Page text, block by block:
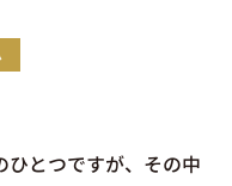
ひとつですが、その中